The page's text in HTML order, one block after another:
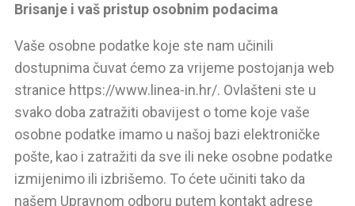
Brisanje i vaš pristup osobnim podacima
Vaše osobne podatke koje ste nam učinili
dostupnima čuvat ćemo za vrijeme postojanja web
stranice https://www.linea-in.hr/. Ovlašteni ste u
svako doba zatražiti obavijest o tome koje vaše
osobne podatke imamo u našoj bazi elektroničke
pošte, kao i zatražiti da sve ili neke osobne podatke
izmijenimo ili izbrišemo. To ćete učiniti tako da
našem Upravnom odboru putem kontakt adrese